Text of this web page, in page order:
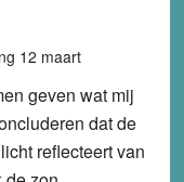
12 maart
geven wat mij
dat de
reflecteert van